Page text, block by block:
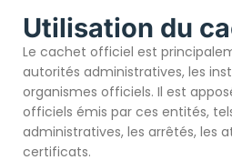
Utilisation du
Le cachet officiel est
autorités administratives, les
organismes officiels. Il est
officiels émis par ces entités,
administratives, les arrêtés, les
certificats.